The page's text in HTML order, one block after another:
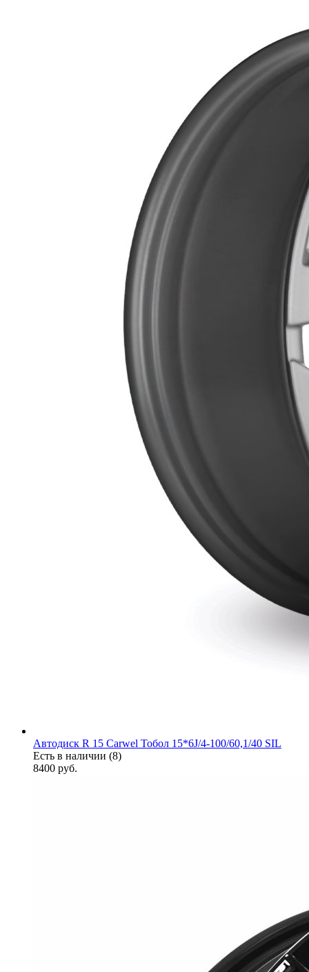
Автодиск R 15 Carwel Тобол 15*6J/4-100/60,1/40 SIL
Есть в наличии (8)
8400 руб.